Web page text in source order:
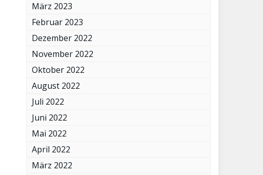
März 2023
Februar 2023
Dezember 2022
November 2022
Oktober 2022
August 2022
Juli 2022
Juni 2022
Mai 2022
April 2022
März 2022